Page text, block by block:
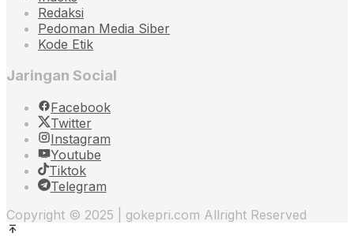
Redaksi
Pedoman Media Siber
Kode Etik
Jaringan Social
Facebook
Twitter
Instagram
Youtube
Tiktok
Telegram
Copyright © 2025 | gokepri.com Allright Reserved